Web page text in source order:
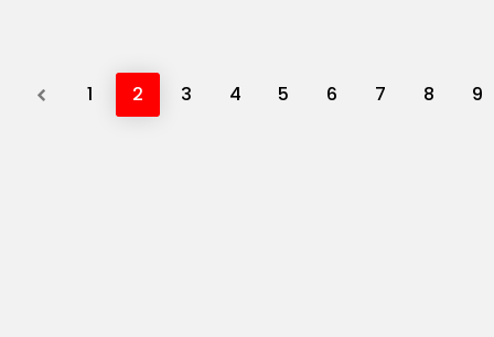
Previous
1 2 3 4 5 6 7 8 9